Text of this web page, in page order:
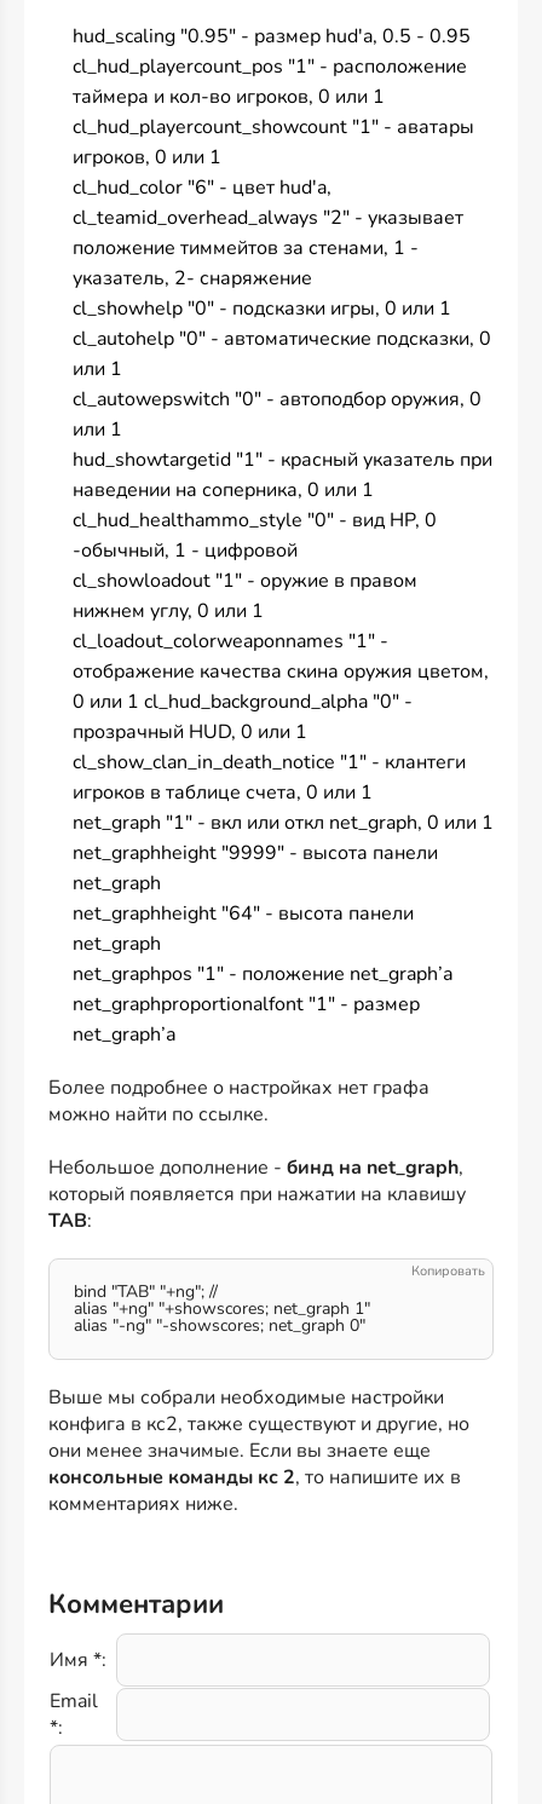
hud_scaling "0.95" - размер hud'a, 0.5 - 0.95
cl_hud_playercount_pos "1" - расположение
таймера и кол-во игроков, 0 или 1
cl_hud_playercount_showcount "1" - аватары
игроков, 0 или 1
cl_hud_color "6" - цвет hud'a,
cl_teamid_overhead_always "2" - указывает
положение тиммейтов за стенами, 1 -
указатель, 2- снаряжение
cl_showhelp "0" - подсказки игры, 0 или 1
cl_autohelp "0" - автоматические подсказки, 0
или 1
cl_autowepswitch "0" - автоподбор оружия, 0
или 1
hud_showtargetid "1" - красный указатель при
наведении на соперника, 0 или 1
cl_hud_healthammo_style "0" - вид HP, 0
-обычный, 1 - цифровой
cl_showloadout "1" - оружие в правом
нижнем углу, 0 или 1
cl_loadout_colorweaponnames "1" -
отображение качества скина оружия цветом,
0 или 1 cl_hud_background_alpha "0" -
прозрачный HUD, 0 или 1
cl_show_clan_in_death_notice "1" - клантеги
игроков в таблице счета, 0 или 1
net_graph "1" - вкл или откл net_graph, 0 или 1
net_graphheight "9999" - высота панели
net_graph
net_graphheight "64" - высота панели
net_graph
net_graphpos "1" - положение net_graph’а
net_graphproportionalfont "1" - размер
net_graph’а
Более подробнее о настройках нет графа
можно найти поссылке.
Небольшое дополнение - бинд на net_graph,
который появляется при нажатии на клавишу
TAB:
bind "TAB" "+ng"; //
alias "+ng" "+showscores; net_graph 1"
alias "-ng" "-showscores; net_graph 0"
Выше мы собрали необходимые настройки
конфига в кс2, также существуют и другие, но
они менее значимые. Если вы знаете еще
консольные команды кс 2, то напишите их в
комментариях ниже.
Комментарии
Имя *:
Email
*: